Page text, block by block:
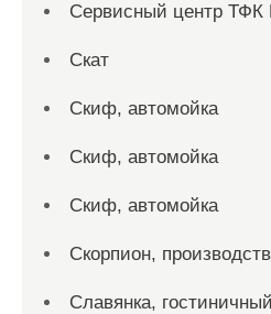
Сервисный центр
Скат
Скиф, автомойка
Скиф, автомойка
Скиф, автомойка
Скорпион,
Славянка,